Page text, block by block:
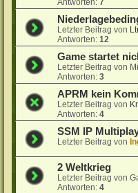
Letzter Beitrag von
Antworten:12
Game startet
Letzter Beitrag von
Antworten:3
APRM kein
Letzter Beitrag von
Antworten:4
SSM IP
Letzter Beitrag von
2 Weltkrieg
Letzter Beitrag von
Antworten:4